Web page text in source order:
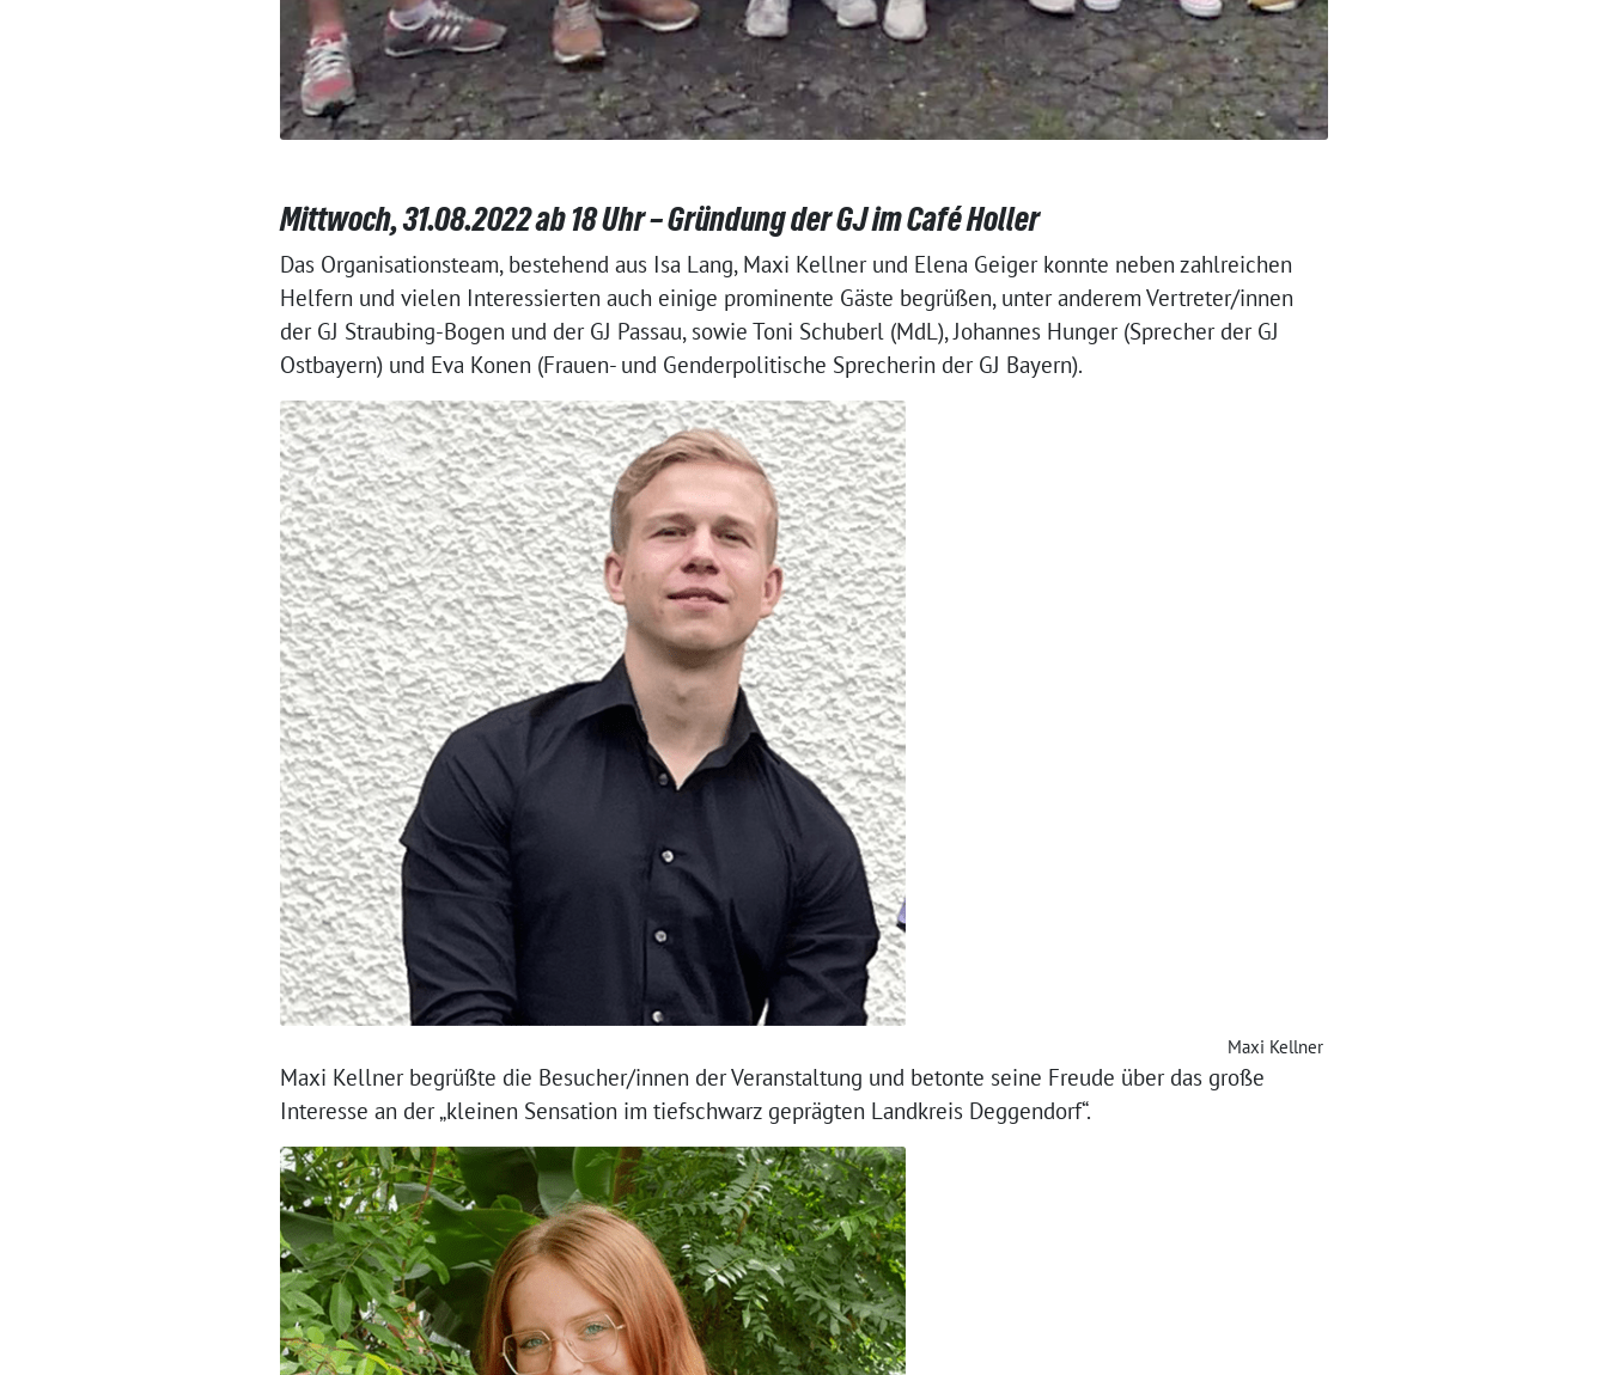
Mittwoch, 31.08.2022 ab 18 Uhr – Gründung der GJ im Café Holler
Das Organisationsteam, bestehend aus Isa Lang, Maxi Kellner und Elena Geiger konnte neben zahlreichen
Helfern und vielen Interessierten auch einige prominente Gäste begrüßen, unter anderem Vertreter/innen
der GJ Straubing-Bogen und der GJ Passau, sowie Toni Schuberl (MdL), Johannes Hunger (Sprecher der GJ
Ostbayern) und Eva Konen (Frauen- und Genderpolitische Sprecherin der GJ Bayern).
Maxi Kellner
Maxi Kellner begrüßte die Besucher/innen der Veranstaltung und betonte seine Freude über das große
Interesse an der „kleinen Sensation im tiefschwarz geprägten Landkreis Deggendorf“.